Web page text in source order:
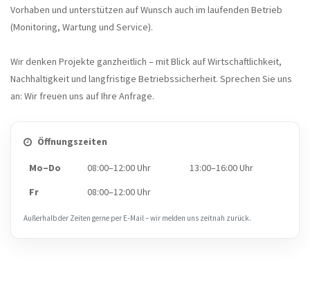
Vorhaben und unterstützen auf Wunsch auch im laufenden Betrieb
(Monitoring, Wartung und Service).
Wir denken Projekte ganzheitlich – mit Blick auf Wirtschaftlichkeit,
Nachhaltigkeit und langfristige Betriebssicherheit. Sprechen Sie uns
an: Wir freuen uns auf Ihre Anfrage.
Öffnungszeiten
Mo–Do 08:00–12:00 Uhr
13:00–16:00 Uhr
Fr
08:00–12:00 Uhr
Außerhalb der Zeiten gerne per E‑Mail – wir melden uns zeitnah zurück.